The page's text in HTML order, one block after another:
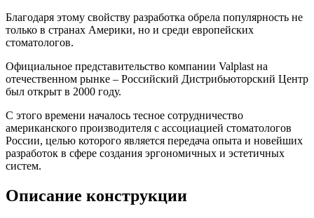
Благодаря этому свойству разработка обрела популярность не
только в странах Америки, но и среди европейских
стоматологов.
Официальное представительство компании Valplast на
отечественном рынке – Российский Дистрибьюторский Центр
был открыт в 2000 году.
С этого времени началось тесное сотрудничество
американского производителя с ассоциацией стоматологов
России, целью которого является передача опыта и новейших
разработок в сфере создания эргономичных и эстетичных
систем.
Описание конструкции